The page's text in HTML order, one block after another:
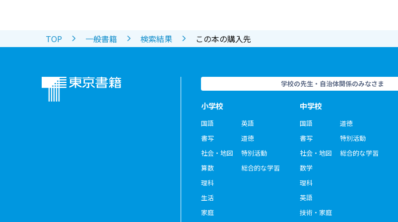
TOP 一般書籍 検索結果 この本の購入先
学校の先生・自治体関係のみなさま
小学校
国語
書写
社会・地図
算数
理科
生活
家庭
英語
道徳
特別活動
総合的な学習
中学校
国語
書写
社会・地図
数学
理科
英語
技術・家庭
道徳
特別活動
総合的な学習